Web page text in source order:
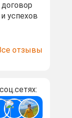
успехов
отзывы